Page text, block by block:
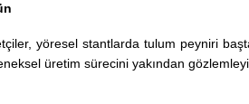
yöresel stantlarda tulum peyniri
üretim sürecini yakından